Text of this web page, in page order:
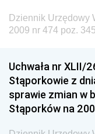
Dziennik
i Gospodarki
Dziennik
Dziennik
Dziennik Urzędowy
2009 nr 474 poz.
Uchwała nr XLII/
Stąporkowie z
sprawie zmian w
Stąporków na